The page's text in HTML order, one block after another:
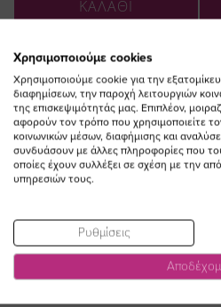
ΚΑΛΑΘΙ
και τσέπες σε μαύρο χρώμα plus
size
(-10%)
Ειδική
Τιμή
49,50 €
55,00 €
Χρησιμοποιούμε cookies
Χρησιμοποιούμε cookie για την
διαφημίσεων, την παροχή λειτουργιών
της επισκεψιμότητάς μας. Επιπλέον,
αφορούν τον τρόπο που χρησιμοποιείτε
κοινωνικών μέσων, διαφήμισης και
συνδυάσουν με άλλες πληροφορίες που
οποίες έχουν συλλέξει σε σχέση με την
υπηρεσιών τους.
Ρυθμίσεις